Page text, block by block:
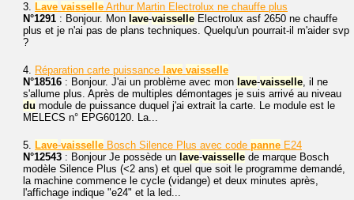
3. Lave vaisselle Arthur Martin Electrolux ne chauffe plus
N°1291 : Bonjour. Mon lave-vaisselle Electrolux asf 2650 ne chauffe
plus et je n'ai pas de plans techniques. Quelqu'un pourrait-il m'aider svp
?
4. Réparation carte puissance lave vaisselle
N°18516 : Bonjour. J'ai un problème avec mon lave-vaisselle, il ne
s'allume plus. Après de multiples démontages je suis arrivé au niveau
du module de puissance duquel j'ai extrait la carte. Le module est le
MELECS n° EPG60120. La...
5. Lave-vaisselle Bosch Silence Plus avec code panne E24
N°12543 : Bonjour Je possède un lave-vaisselle de marque Bosch
modèle Silence Plus (<2 ans) et quel que soit le programme demandé,
la machine commence le cycle (vidange) et deux minutes après,
l'affichage indique "e24" et la led...